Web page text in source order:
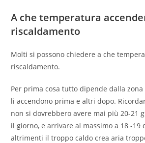
A che temperatura
riscaldamento
Molti si possono chiedere a che
riscaldamento.
Per prima cosa tutto dipende dalla zona
li accendono prima e altri dopo.
non si dovrebbero avere mai più 20-21
il giorno, e arrivare al massimo a 18 -19
altrimenti il troppo caldo crea aria